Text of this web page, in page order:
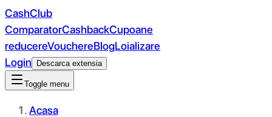
CashClub
ComparatorCashbackCupoane
reducereVouchereBlogLoializare
Login
Descarca extensia
Toggle menu
Acasa